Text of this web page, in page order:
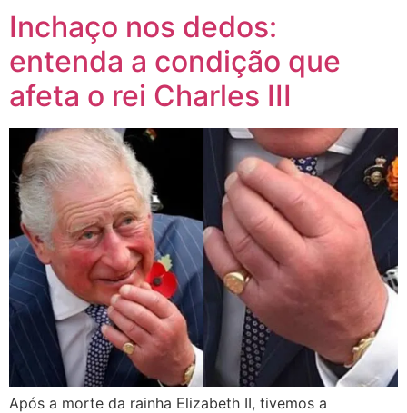
Inchaço nos dedos:
entenda a condição que
afeta o rei Charles III
Após a morte da rainha Elizabeth II, tivemos a